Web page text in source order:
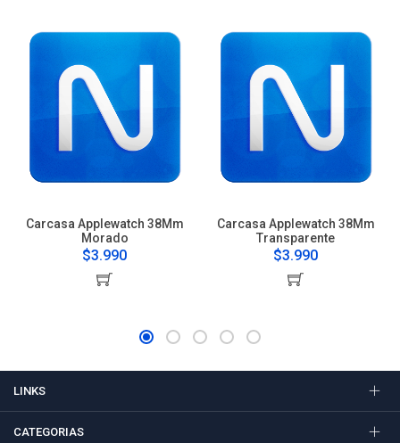
Carcasa Applewatch 38Mm
Morado
$3.990
Carcasa Applewatch 38Mm
Transparente
$3.990
LINKS
CATEGORIAS